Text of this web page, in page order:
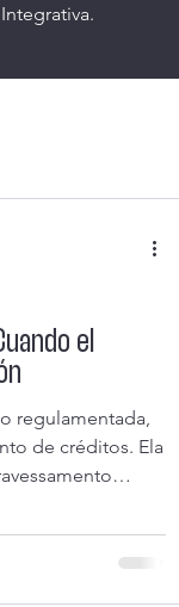
el
regulamentada,
de créditos. Ela
os efeitos não
na